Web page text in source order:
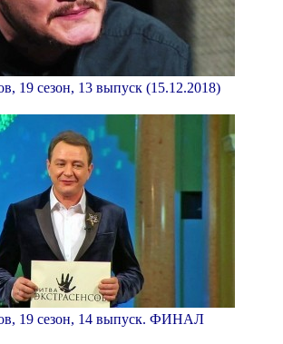
19 сезон, 13 выпуск (15.12.2018)
19 сезон, 14 выпуск. ФИНАЛ